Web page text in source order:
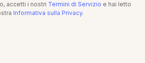
accetti i nostri Termini di Servizio e hai letto
Informativa sulla Privacy.